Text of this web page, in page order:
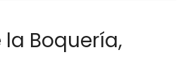
Boquería,